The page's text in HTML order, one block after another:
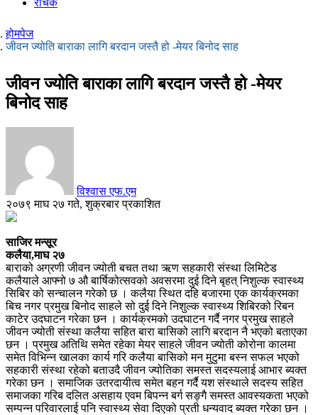
रोचक
होमपेज
जीवन ज्योति बाराका लागि बरदान जस्तै हो -मेयर बिनोद साह
जीवन ज्योति बाराका लागि बरदान जस्तै हो -मेयर
बिनोद साह
विश्वास एफ.एम
२०७९ माघ २७ गते, शुक्रबार प्रकाशित
साजिर मन्सूर
कलैया,माघ २७
बाराको अग्रणी जीवन ज्योती बचत तथा ऋण सहकारी संस्था लिमिटेड
कलैयाले आफ्नो ७ औ बार्षिकोत्सवको अवसरमा दुई दिने बृहत् निशुल्क स्वास्थ्य
सिबिर को सन्चालन गरेको छ । कलैया स्थित दहि बजारमा एक कार्यक्रमका
बिच नगर प्रमुख बिनोद साहले सो दुई दिने निशुल्क स्वास्थ्य शिबिरको रिबन
काटेर उदघाटन गरेका छन । कार्यक्रमको उदघाटन गर्दै नगर प्रमुख साहले
जीवन ज्योती संस्था कलैया सहित बारा बासिको लागि बरदान नै भएको बताएका
छन । प्रमुख अतिथि समेत रहेका मेयर साहले जीवन ज्योती कोरोना कालमा
समेत विभिन्न खालका कार्य गरि कलैया बासिको मन मुटुमा बस्न सफल भएको
सहकारी संस्था रहेको बताउदै जीवन ज्योतिका समस्त सदस्यलाई आभार ब्यक्त
गरेका छन । समाजिक उतरदायीत्व समेत बहन गर्दै यश संस्थाले सदस्य सहित
समाजका गरिब दलित असहाय एवम बिपन्न बर्ग सङ्गै समस्त आवस्यकता भएको
सम्पन्न परिवारलाई पनि स्वास्थ्य सेवा दिएको प्रती धन्यवाद ब्यक्त गरेका छन ।